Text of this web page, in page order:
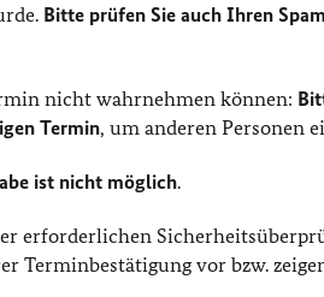
Bitte prüfen Sie auch Ihren
nicht wahrnehmen können:
Termin, um anderen Personen
ist nicht möglich.
erforderlichen
Terminbestätigung vor bzw.